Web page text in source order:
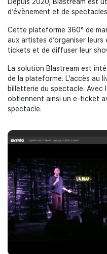
d’évènement et de
Cette plateforme 360° de
aux artistes d’organiser
tickets et de diffuser leur
La solution Blastream est
de la plateforme. L’accès au
billetterie du spectacle. Avec
obtiennent ainsi un e-ticket
spectacle.